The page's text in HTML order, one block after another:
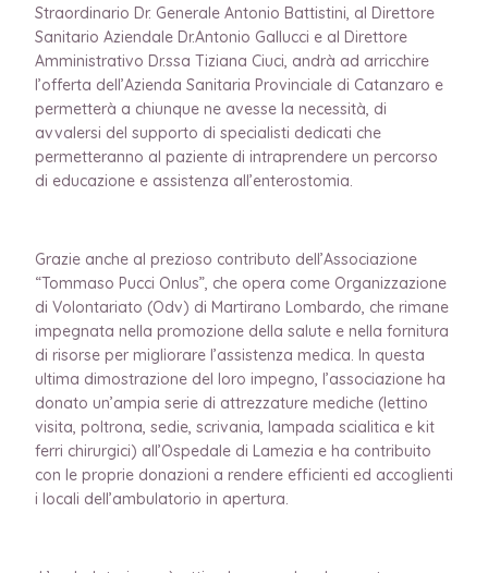
Straordinario Dr. Generale Antonio Battistini, al Direttore
Sanitario Aziendale Dr.Antonio Gallucci e al Direttore
Amministrativo Dr.ssa Tiziana Ciuci, andrà ad arricchire
l’offerta dell’Azienda Sanitaria Provinciale di Catanzaro e
permetterà a chiunque ne avesse la necessità, di
avvalersi del supporto di specialisti dedicati che
permetteranno al paziente di intraprendere un percorso
di educazione e assistenza all’enterostomia.
Grazie anche al prezioso contributo dell’Associazione
“Tommaso Pucci Onlus”, che opera come Organizzazione
di Volontariato (Odv) di Martirano Lombardo, che rimane
impegnata nella promozione della salute e nella fornitura
di risorse per migliorare l’assistenza medica. In questa
ultima dimostrazione del loro impegno, l’associazione ha
donato un’ampia serie di attrezzature mediche (lettino
visita, poltrona, sedie, scrivania, lampada scialitica e kit
ferri chirurgici) all’Ospedale di Lamezia e ha contribuito
con le proprie donazioni a rendere efficienti ed accoglienti
i locali dell’ambulatorio in apertura.